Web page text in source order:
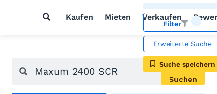
Kaufen Mieten Verkaufen
Filter
Erweiterte Suche
Suche speichern
Suchen